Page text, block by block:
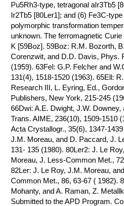
Pu5Rh3-type, tetragonal aIr3Tb5
Ir2Tb5 [80Ler1]; and (6) Fe3C-
polymorphic transformation
unknown. The ferromagnetic
K [59Boz]. 59Boz: R.M. Bozorth,
Corenzwit, and D.D. Davis, Phys.
(1959). 63Fel: G.P. Felcher and
131(4), 1518-1520 (1963). 65Ell:
Research III, L. Eyring, Ed.,
Publishers, New York, 215-245
66Dwi: A.E. Dwight, J.W. Downey,
Trans. AIME, 236(10), 1509-1510
Acta Crystallogr., 35(6), 1347-
J.M. Moreau, and D. Paccard, J.
131- 135 (1980). 80Ler2: J. Le
Moreau, J. Less-Common Met.,
82Ler: J. Le Roy, J.M. Moreau,
Common Met., 86, 63-67 ( 1982).
Mohanty, and A. Raman, Z.
Submitted to the APD Program.